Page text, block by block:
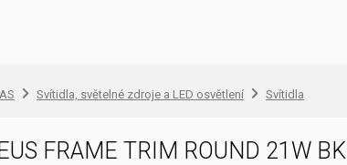
Svítidla, světelné zdroje a LED osvětlení Svítidla
FRAME TRIM ROUND 21W BK